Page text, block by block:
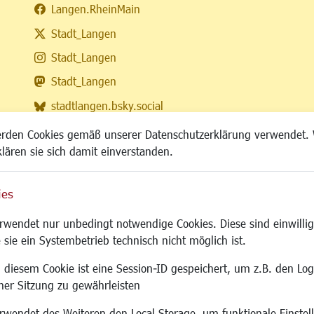
Cookies gemäß unserer Datenschutzerklärung
sie sich damit einverstanden.
nur unbedingt notwendige Cookies. Diese sind
ein Systembetrieb technisch nicht möglich ist.
diesem Cookie ist eine Session-ID gespeichert, um z.B. den
Sitzung zu gewährleisten
Langen.RheinMain
Stadt_Langen
Stadt_Langen
Stadt_Langen
stadtlangen.bsky.social
RSS-Feed
Familie/Soziales Bauen/